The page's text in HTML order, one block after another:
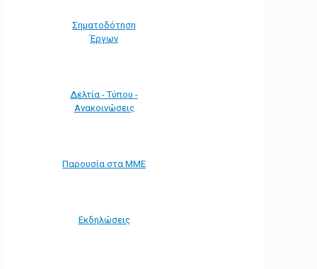
Σηματοδότηση
Έργων
Δελτία - Τύπου -
Ανακοινώσεις
Παρουσία στα ΜΜΕ
Εκδηλώσεις